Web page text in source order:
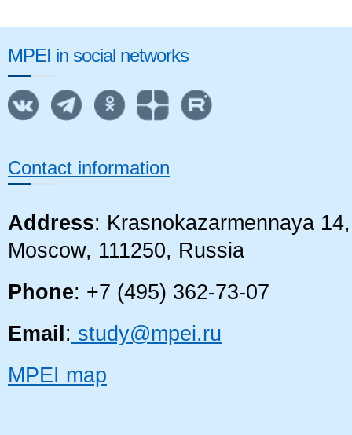
MPEI in social networks
Contact information
Address: Krasnokazarmennaya
Moscow, 111250, Russia
Phone: +7 (495) 362-73-07
Email : study@mpei.ru
MPEI map